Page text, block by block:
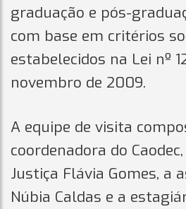
graduação e pós-
com base em critérios
estabelecidos na Lei nº
novembro de 2009.
A equipe de visita
coordenadora do
Justiça Flávia Gomes, a
Núbia Caldas e a